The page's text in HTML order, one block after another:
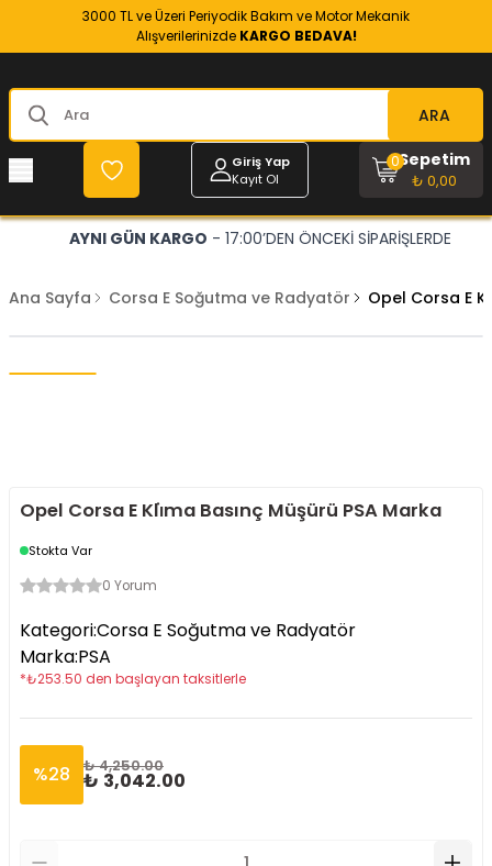
3000 TL ve Üzeri Periyodik Bakım ve Motor Mekanik
Alışverilerinizde KARGO BEDAVA!
ARA
Giriş Yap
Kayıt Ol
Sepetim
₺ 0,00
0
AYNI GÜN KARGO - 17:00’DEN ÖNCEKİ SİPARİŞLERDE
Ana Sayfa Corsa E Soğutma ve Radyatör Opel Corsa E
Opel Corsa E Kli̇ma Basınç Müşürü PSA Marka
Stokta Var
0 Yorum
Kategori:Corsa E Soğutma ve Radyatör
Marka:PSA
*₺253.50 den başlayan taksitlerle
%28 ₺ 4,250.00
₺ 3,042.00